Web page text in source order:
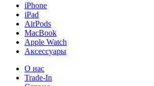
iPhone
iPad
AirPods
MacBook
Apple Watch
Аксессуары
О нас
Trade-In